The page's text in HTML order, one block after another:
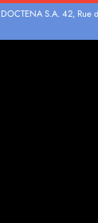
S.A. 42, Rue